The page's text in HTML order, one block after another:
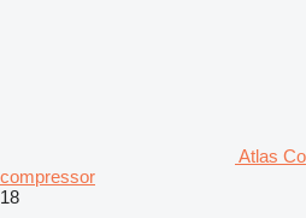
Atlas
compressor
18